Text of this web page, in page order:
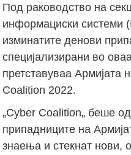
Под раководство на
информациски системи
изминатите денови
специјализирани во
претставуваа
Coalition 2022.
„Cyber Coalition„ беше
припадниците на
знаења и стекнат нови,